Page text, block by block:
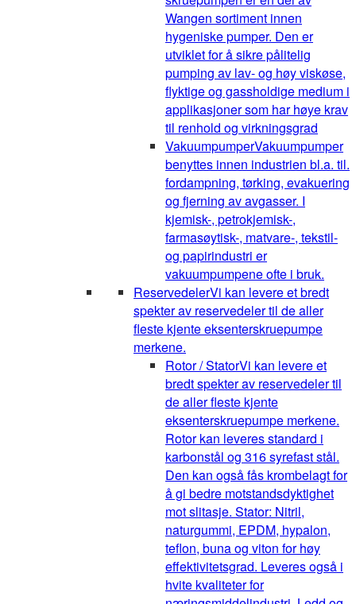
Wangen sortiment innen
hygeniske pumper. Den er
utviklet for å sikre pålitelig
pumping av lav- og høy viskøse,
flyktige og gassholdige medium i
applikasjoner som har høye krav
til renhold og virkningsgrad
VakuumpumperVakuumpumper
benyttes innen industrien bl.a. til.
fordampning, tørking, evakuering
og fjerning av avgasser. I
kjemisk-, petrokjemisk-,
farmasøytisk-, matvare-, tekstil-
og papirindustri er
vakuumpumpene ofte i bruk.
ReservedelerVi kan levere et bredt
spekter av reservedeler til de aller
fleste kjente eksenterskruepumpe
merkene.
Rotor / StatorVi kan levere et
bredt spekter av reservedeler til
de aller fleste kjente
eksenterskruepumpe merkene.
Rotor kan leveres standard i
karbonstål og 316 syrefast stål.
Den kan også fås krombelagt for
å gi bedre motstandsdyktighet
mot slitasje. Stator: Nitril,
naturgummi, EPDM, hypalon,
teflon, buna og viton for høy
effektivitetsgrad. Leveres også i
hvite kvaliteter for